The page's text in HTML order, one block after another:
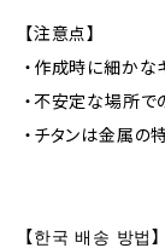
【注意点】
・作成時に細かな
・不安定な場所で
・チタンは金属の
【한국 배송 방법】